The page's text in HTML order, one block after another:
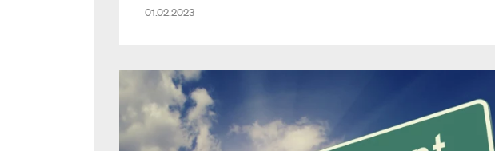
glauben, aber diese Unsitte ist noch immer gesetzlich
der Landespolitik im ORF” haben wir den ersten Schritt zu
mehr Unabhängigkeit gesetzt.
01.02.2023